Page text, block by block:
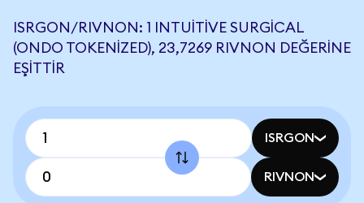
ISRGON/RIVNON: 1 INTUITIVE SURGICAL
(ONDO TOKENIZED), 23,7269 RIVNON DEĞERINE
EŞITTIR
ISRGON
RIVNON